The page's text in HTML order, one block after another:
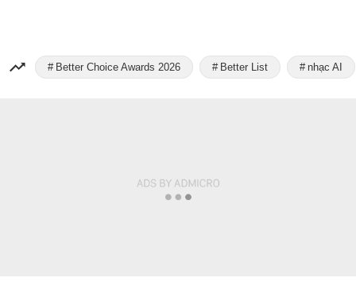
Better Choice Awards 2026 Better List nhạc AI